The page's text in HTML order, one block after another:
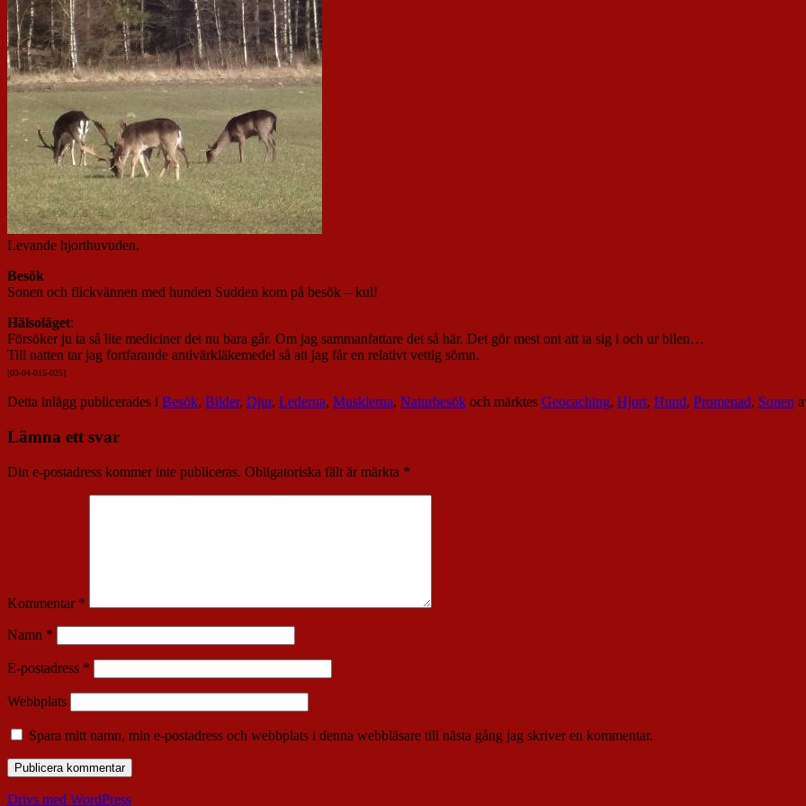
Levande hjorthuvuden.
Besök
Sonen och flickvännen med hunden Sudden kom på besök – kul!
Hälsoläget:
Försöker ju ta så lite mediciner det nu bara går. Om jag sammanfattare det så här. Det gör mest ont att ta sig i och ur bilen…
Till natten tar jag fortfarande antivärkläkemedel så att jag får en relativt vettig sömn.
[03-04-015-025]
Detta inlägg publicerades i Besök, Bilder, Djur, Lederna, Musklerna, Naturbesök och märktes Geocaching, Hjort, Hund, Promenad, Sonen
Lämna ett svar
Din e-postadress kommer inte publiceras. Obligatoriska fält är märkta *
Kommentar *
Namn *
E-postadress *
Webbplats
Spara mitt namn, min e-postadress och webbplats i denna webbläsare till nästa gång jag skriver en kommentar.
Drivs med WordPress